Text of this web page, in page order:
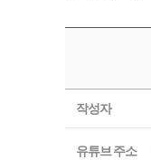
작성자
유튜브 주소